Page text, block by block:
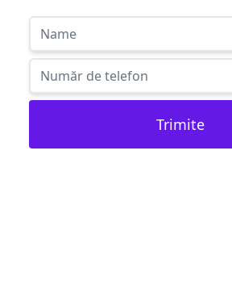
Trimite